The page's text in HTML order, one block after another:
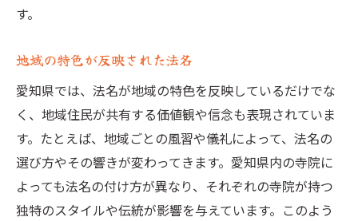
す。
地域の特色が反映された法名
愛知県では、法名が地域の特色を反映しているだけでな
く、地域住民が共有する価値観や信念も表現されていま
す。たとえば、地域ごとの風習や儀礼によって、法名の
選び方やその響きが変わってきます。愛知県内の寺院に
よっても法名の付け方が異なり、それぞれの寺院が持つ
独特のスタイルや伝統が影響を与えています。このよう